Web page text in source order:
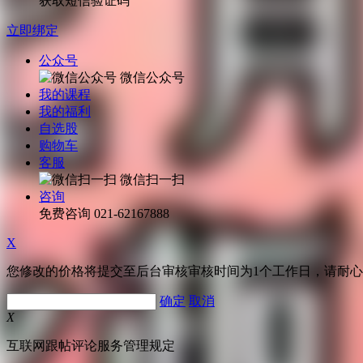
立即绑定
公众号
微信公众号
我的课程
我的福利
自选股
购物车
客服
微信扫一扫
咨询
免费咨询 021-62167888
X
您修改的价格将提交至后台审核审核时间为1个工作日，请耐
确定 取消
X
互联网跟帖评论服务管理规定